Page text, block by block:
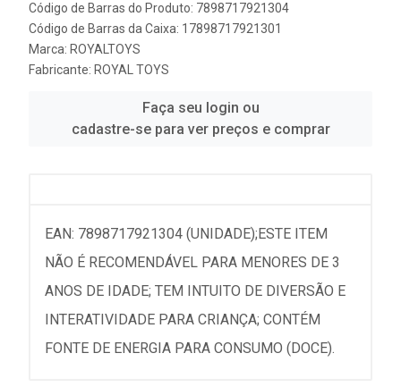
Código de Barras do Produto: 7898717921304
Código de Barras da Caixa: 17898717921301
Marca: ROYALTOYS
Fabricante: ROYAL TOYS
Faça seu login ou
cadastre-se para ver preços e comprar
EAN: 7898717921304 (UNIDADE);ESTE ITEM
NÃO É RECOMENDÁVEL PARA MENORES DE 3
ANOS DE IDADE; TEM INTUITO DE DIVERSÃO E
INTERATIVIDADE PARA CRIANÇA; CONTÉM
FONTE DE ENERGIA PARA CONSUMO (DOCE).